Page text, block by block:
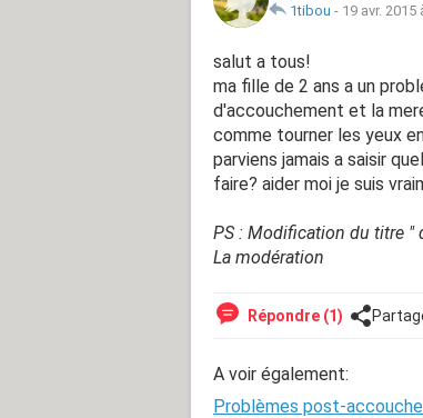
1tibou - 19 avr. 2015
salut a tous!
ma fille de 2 ans a un
d'accouchement et la
comme tourner les yeux
parviens jamais a saisir
faire? aider moi je suis
PS : Modification du titre "
La modération
Répondre (1)
A voir également:
Problèmes post-